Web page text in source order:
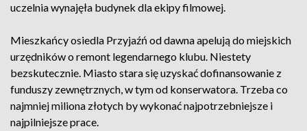
uczelnia wynajęła budynek dla ekipy filmowej.
Mieszkańcy osiedla Przyjaźń od dawna apelują do miejskich
urzędników o remont legendarnego klubu. Niestety
bezskutecznie. Miasto stara się uzyskać dofinansowanie z
funduszy zewnętrznych, w tym od konserwatora. Trzeba co
najmniej miliona złotych by wykonać najpotrzebniejsze i
najpilniejsze prace.